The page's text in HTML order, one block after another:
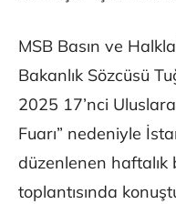
MSB Basın ve
Bakanlık Sözcüsü
2025 17’nci
Fuarı” nedeniyle
düzenlenen haftalık
toplantısında